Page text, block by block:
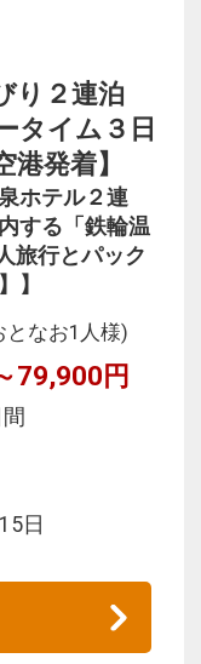
り２連泊
タイム３日
発着】
ホテル２連
する「鉄輪温
旅行とパック
】
となお1人様)
79,900円
間
日